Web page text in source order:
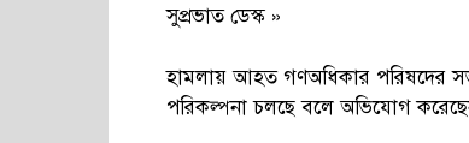
সুপ্রভাত ডেস্ক »
হামলায় আহত গণঅধিকার পরিষদের
পরিকল্পনা চলছে বলে অভিযোগ